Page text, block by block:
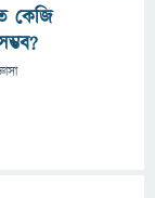
কেজি